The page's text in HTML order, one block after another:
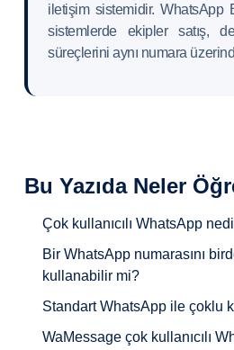
iletişim sistemidir. WhatsApp
sistemlerde ekipler satış,
süreçlerini aynı numara
Bu Yazıda Neler
Çok kullanıcılı WhatsApp
Bir WhatsApp numarasını
kullanabilir mi?
Standart WhatsApp ile çoklu
WaMessage çok kullanıcılı